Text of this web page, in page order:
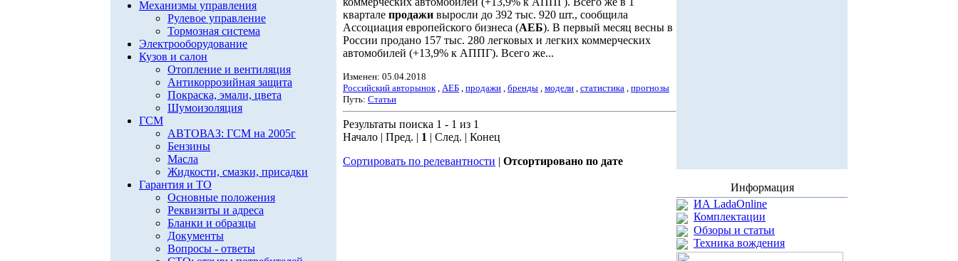
Механизмы управления
Рулевое управление
Тормозная система
Электрооборудование
Кузов и салон
Отопление и вентиляция
Антикоррозийная защита
Покраска, эмали, цвета
Шумоизоляция
ГСМ
АВТОВАЗ: ГСМ на 2005г
Бензины
Масла
Жидкости, смазки, присадки
Гарантия и ТО
Основные положения
Реквизиты и адреса
Бланки и образцы
Документы
Вопросы - ответы
квартале продажи выросли до 392 тыс. 920 шт., сообщила
Ассоциация европейского бизнеса (АЕБ). В первый месяц весны в
России продано 157 тыс. 280 легковых и легких коммерческих
автомобилей (+13,9% к АППГ). Всего же...
Изменен: 05.04.2018
Российский авторынок, АЕБ , продажи , бренды , модели , статистика , прогнозы
Путь: Статьи
Результаты поиска 1 - 1 из 1
Начало | Пред. | 1 | След. | Конец
Сортировать по релевантности | Отсортировано по дате
Информация
ИА LadaOnline
Комплектации
Обзоры и статьи
Техника вождения